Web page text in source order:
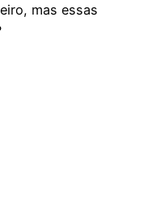
mas essas